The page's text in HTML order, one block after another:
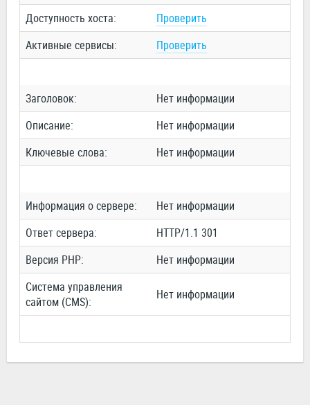
Доступность хоста:
Проверить
Активные сервисы:
Проверить
Заголовок:
Нет информации
Описание:
Нет информации
Ключевые слова:
Нет информации
Информация о сервере:
Нет информации
Ответ сервера:
HTTP/1.1 301
Версия PHP:
Нет информации
Система управления
сайтом (CMS):
Нет информации